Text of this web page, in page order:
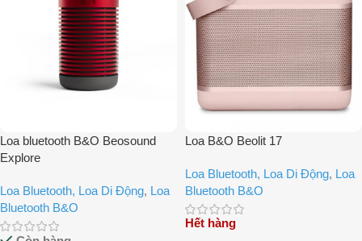
Loa bluetooth B&O Beosound
Explore
Loa Bluetooth, Loa Di Động, Loa
Bluetooth B&O
Loa B&O Beolit 17
Loa Bluetooth, Loa Di Động, Loa
Bluetooth B&O
Hết hàng